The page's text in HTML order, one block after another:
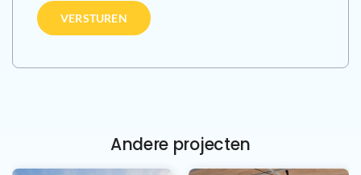
Andere projecten